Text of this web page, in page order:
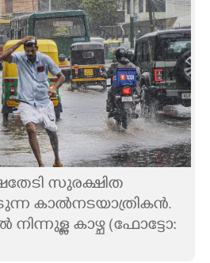
സുരക്ഷിത
കാൽനടയാത്രികൻ.
കാഴ്ച (ഫോട്ടോ: